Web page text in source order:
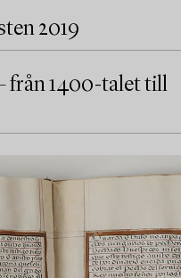
2019
från 1400-talet till